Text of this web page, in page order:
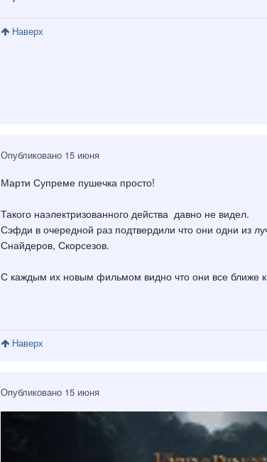
Наверх
Опубликовано 15 июня
Марти Супреме пушечка просто!
Такого наэлектризованного действа давно не видел.
Сэфди в очередной раз подтвердили что они одни из
Снайдеров, Скорсезов.
С каждым их новым фильмом видно что они все
Наверх
Опубликовано 15 июня